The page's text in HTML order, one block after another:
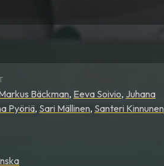
Bäckman, Eeva Soivio, Juhana
Pyöriä, Sari Mällinen, Santeri Kinnunen